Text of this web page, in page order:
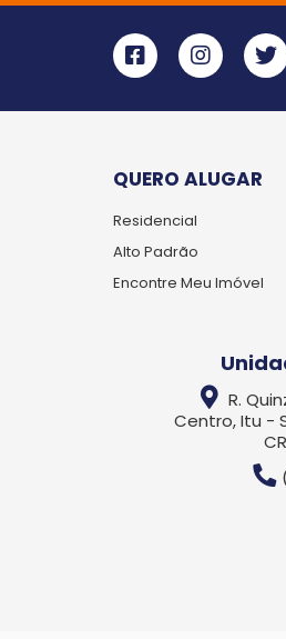
QUERO ALUGAR
Residencial
Alto Padrão
Encontre Meu Imóvel
R.
Centro, Itu -